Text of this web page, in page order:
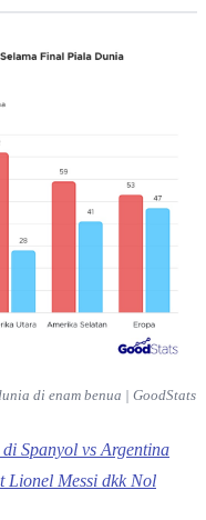
1-0 melalui drama
East Rutherford, New
de la Fuente tampil lebih
Argentina memaksa skor
perpanjangan waktu
Fernández, yang
tidak hanya
sepak bola di seluruh
Dunia membelah